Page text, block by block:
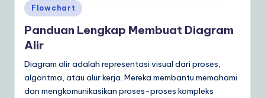
Posted
in
Flowchart
Panduan Lengkap Membuat Diagram
Alir
Diagram alir adalah representasi visual dari proses,
algoritma, atau alur kerja. Mereka membantu memahami
dan mengkomunikasikan proses-proses kompleks